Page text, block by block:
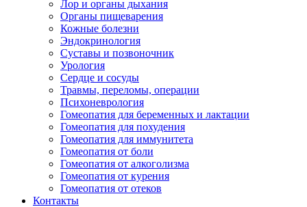
Лор и органы дыхания
Органы пищеварения
Кожные болезни
Эндокринология
Суставы и позвоночник
Урология
Сердце и сосуды
Травмы, переломы, операции
Психоневрология
Гомеопатия для беременных и лактации
Гомеопатия для похудения
Гомеопатия для иммунитета
Гомеопатия от боли
Гомеопатия от алкоголизма
Гомеопатия от курения
Гомеопатия от отеков
Контакты